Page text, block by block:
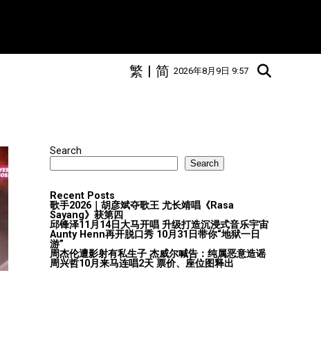
2026年8月9日 9:57
简
|
繁
Search
Search
Recent Posts
歌手2026｜胡彦斌夺歌王 尤长靖唱《Rasa
Sayang》获第四
邱锋泽11月14日大马开唱 升级打造沉浸式音乐宇宙
Aunty Henn再开脱口秀 10月31日带你“地狱一日
游”
周杰伦遭影射有私生子 杰威尔喊告：纯属恶意造谣
周兴哲10月来马连唱2天 票价、座位图释出